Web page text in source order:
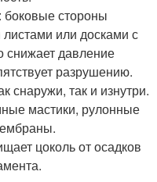
боковые стороны
или досками с
снижает давление
разрушению.
снаружи, так и изнутри.
мастики, рулонные
цоколь от осадков